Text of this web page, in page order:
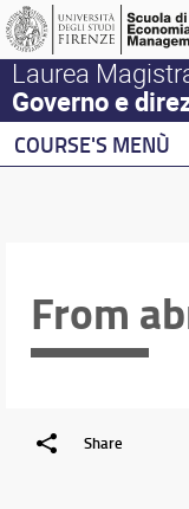
Laurea
Governo e
COURSE'S MENÙ
Academic Staff
Schedules &
From
Share